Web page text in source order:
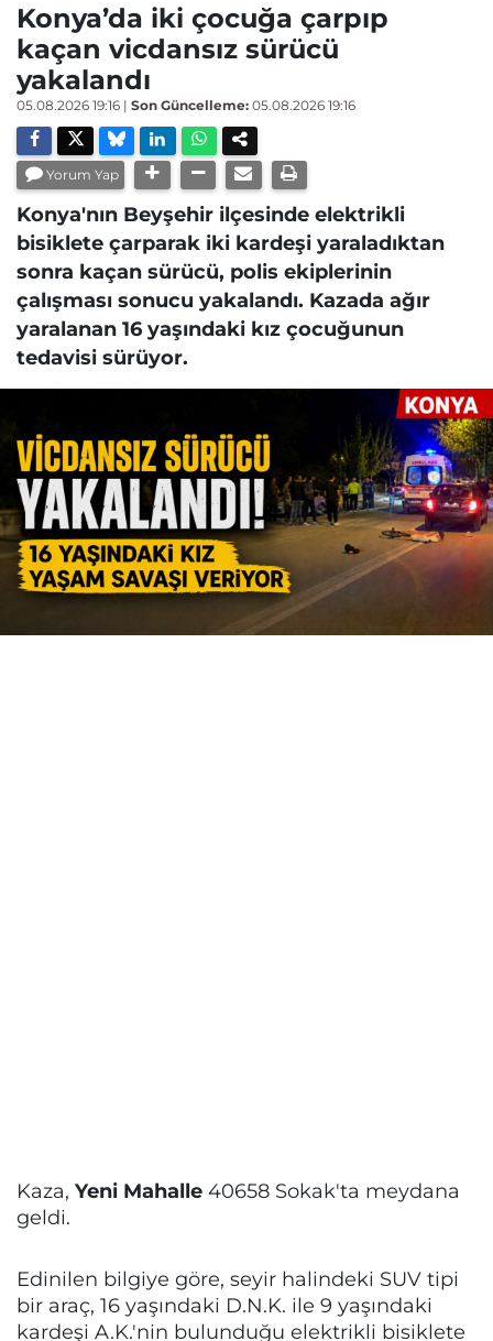
Konya’da iki çocuğa çarpıp
kaçan vicdansız sürücü
yakalandı
05.08.2026 19:16 | Son Güncelleme: 05.08.2026 19:16
Yorum Yap
Konya'nın Beyşehir ilçesinde elektrikli
bisiklete çarparak iki kardeşi yaraladıktan
sonra kaçan sürücü, polis ekiplerinin
çalışması sonucu yakalandı. Kazada ağır
yaralanan 16 yaşındaki kız çocuğunun
tedavisi sürüyor.
Kaza, Yeni Mahalle 40658 Sokak'ta meydana
geldi.
Edinilen bilgiye göre, seyir halindeki SUV tipi
bir araç, 16 yaşındaki D.N.K. ile 9 yaşındaki
kardeşi A.K.'nin bulunduğu elektrikli bisiklete